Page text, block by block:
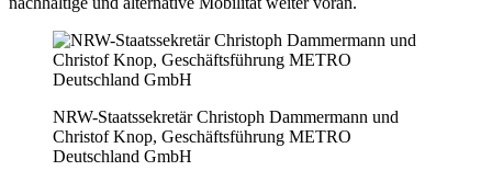
NRW-Staatssekretär Christoph Dammermann und
Christof Knop, Geschäftsführung METRO
Deutschland GmbH